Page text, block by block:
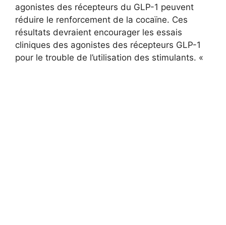
agonistes des récepteurs du GLP-1 peuvent
réduire le renforcement de la cocaïne. Ces
résultats devraient encourager les essais
cliniques des agonistes des récepteurs GLP-1
pour le trouble de l’utilisation des stimulants. «